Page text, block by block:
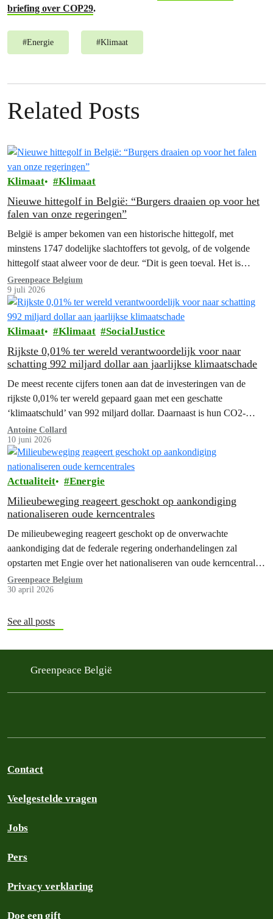
briefing over COP29.
#Energie #Klimaat
Related Posts
Klimaat Klimaat
Nieuwe hittegolf in België: “Burgers draaien op voor het
falen van onze regeringen”
België is amper bekomen van een historische hittegolf, met
minstens 1747 dodelijke slachtoffers tot gevolg, of de volgende
hittegolf staat alweer voor de deur. “Dit is geen toeval. Het is…
Greenpeace Belgium
9 juli 2026
Klimaat Klimaat SocialJustice
Rijkste 0,01% ter wereld verantwoordelijk voor naar
schatting 992 miljard dollar aan jaarlijkse klimaatschade
De meest recente cijfers tonen aan dat de investeringen van de
rijkste 0,01% ter wereld gepaard gaan met een geschatte
‘klimaatschuld’ van 992 miljard dollar. Daarnaast is hun CO2-
intensieve…
Antoine Collard
10 juni 2026
Actualiteit Energie
Milieubeweging reageert geschokt op aankondiging
nationaliseren oude kerncentrales
De milieubeweging reageert geschokt op de onverwachte
aankondiging dat de federale regering onderhandelingen zal
opstarten met Engie over het nationaliseren van oude kerncentrales.
Dit is slecht nieuws voor de energietransitie,…
Greenpeace Belgium
30 april 2026
See all posts
Greenpeace België
Contact
Veelgestelde vragen
Jobs
Pers
Privacy verklaring
Doe een gift